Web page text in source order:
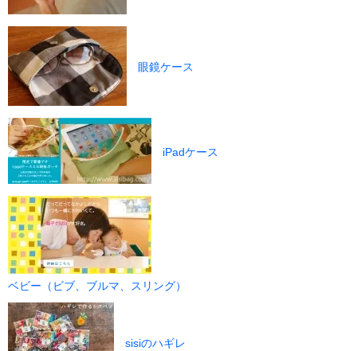
眼鏡ケース
iPadケース
ベビー（ビブ、ブルマ、スリング）
sisiのハギレ